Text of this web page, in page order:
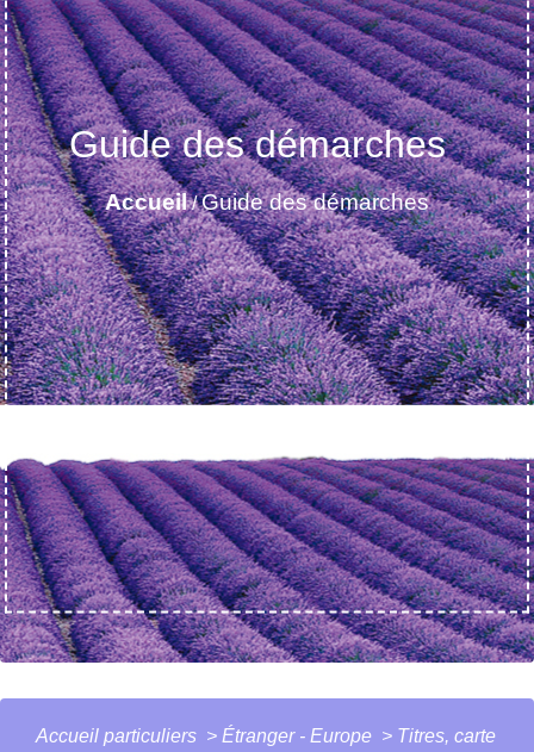
Guide des démarches
Accueil/Guide des démarches
Accueil particuliers > Étranger - Europe > Titres, carte